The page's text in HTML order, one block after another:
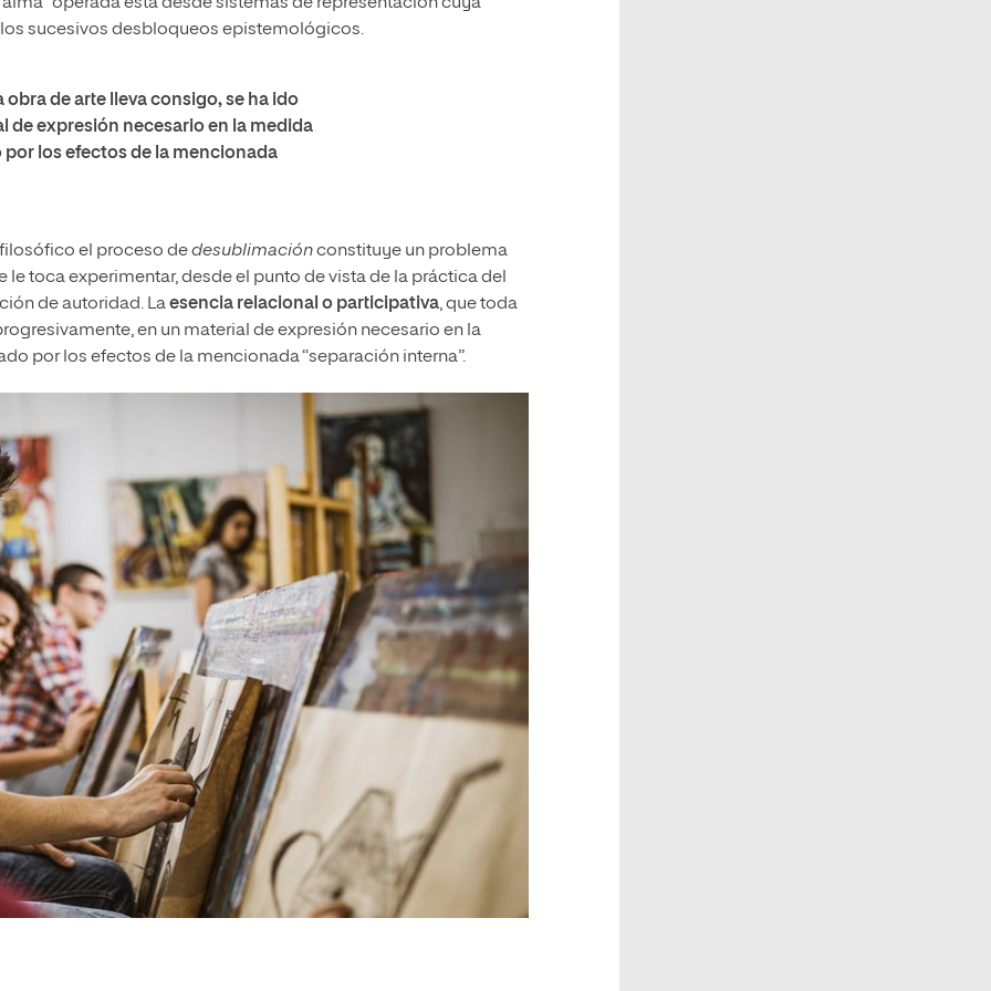
operada esta desde sistemas de representación cuya
sucesivos desbloqueos epistemológicos.
de arte lleva consigo, se ha ido
expresión necesario en la medida
los efectos de la mencionada
el proceso dedesublimaciónconstituye un problema
toca experimentar, desde el punto de vista de la práctica del
de autoridad. Laesencia relacional o participativa, que toda
en un material de expresión necesario en la
por los efectos de la mencionada “separación interna”.